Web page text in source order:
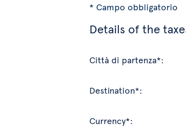
* Campo obbligatorio
Details of the
Città di partenza*:
Destination*:
Currency*: